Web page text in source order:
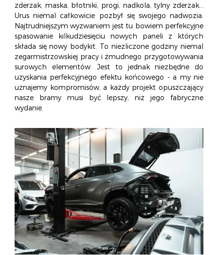
zderzak, maska, błotniki, progi, nadkola, tylny zderzak...
Urus niemal całkowicie pozbył się swojego nadwozia.
Najtrudniejszym wyzwaniem jest tu bowiem perfekcyjne
spasowanie kilkudziesięciu nowych paneli z których
składa się nowy bodykit. To niezliczone godziny niemal
zegarmistrzowskiej pracy i żmudnego przygotowywania
surowych elementów. Jest to jednak niezbędne do
uzyskania perfekcyjnego efektu końcowego - a my nie
uznajemy kompromisów, a każdy projekt opuszczający
nasze bramy musi być lepszy, niż jego fabryczne
wydanie.